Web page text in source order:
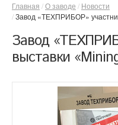
Главная О заводе
Новости
Завод «ТЕХПРИБОР»
Завод
выставки